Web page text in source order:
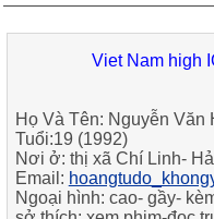
Viet Nam high
Họ Và Tên: Nguyễn Văn
Tuổi:19 (1992)
Nơi ở: thị xã Chí Linh-
Email:
Ngoại hình: cao- gầy-